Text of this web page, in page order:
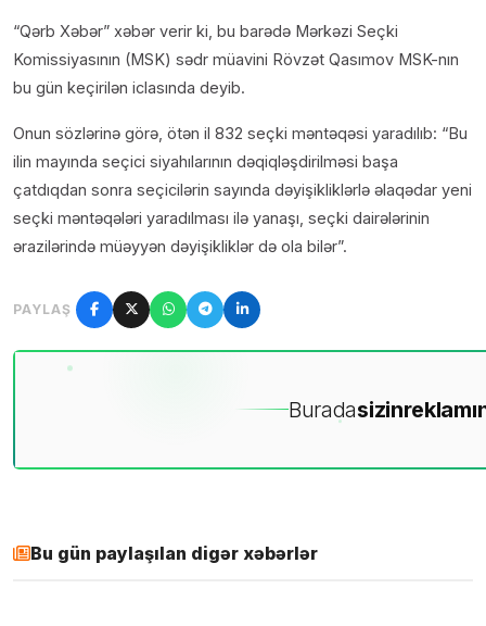
“Qərb Xəbər” xəbər verir ki, bu barədə Mərkəzi Seçki
Komissiyasının (MSK) sədr müavini Rövzət Qasımov MSK-nın
bu gün keçirilən iclasında deyib.
Onun sözlərinə görə, ötən il 832 seçki məntəqəsi yaradılıb: “Bu
ilin mayında seçici siyahılarının dəqiqləşdirilməsi başa
çatdıqdan sonra seçicilərin sayında dəyişikliklərlə əlaqədar yeni
seçki məntəqələri yaradılması ilə yanaşı, seçki dairələrinin
ərazilərində müəyyən dəyişikliklər də ola bilər”.
PAYLAŞ
Buradasizin
Bu gün paylaşılan digər xəbərlər